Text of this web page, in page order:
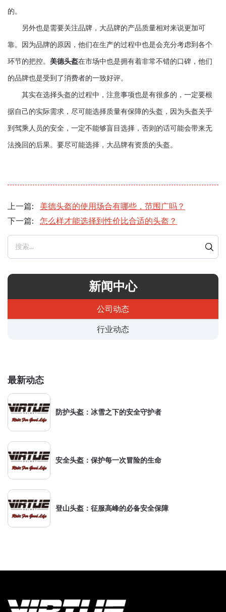
的。
另外也是需要关注品牌，大品牌的产品质量相对来说更加可
靠。因为品牌的原因，他们在生产的过程中也是会充分考虑到各个
环节的把控。 美德头盔在市场中也是拥有着非常不错的口碑，他们
的品牌也是受到了消费者的一致好评。
其实在选择头盔的过程中，注意事项也是有很多的，一定要根
据自己的实际需求，尽可能选择质量有保障的头盔，因为头盔关乎
到驾乘人员的安全，一定不能够盲目选择，否则的话可能会带来无
法挽回的后果。要尽可能选择，大品牌有资质的头盔。
上一篇:
美德头盔的使用场合有哪些，范围广吗？
下一篇:
怎么样才能选择到性价比合适的头盔？
搜索...
新闻中心
公司动态
行业动态
最新动态
防护头盔：冰雪之下的安全守护者
安全头盔：保护每一次冒险的生命
登山头盔：征服高峰的必备安全保障